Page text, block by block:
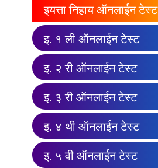
इयत्ता निहाय ऑनलाईन टेस्ट
इ. १ ली ऑनलाईन टेस्ट
इ. २ री ऑनलाईन टेस्ट
इ. ३ री ऑनलाईन टेस्ट
इ. ४ थी ऑनलाईन टेस्ट
इ. ५ वी ऑनलाईन टेस्ट